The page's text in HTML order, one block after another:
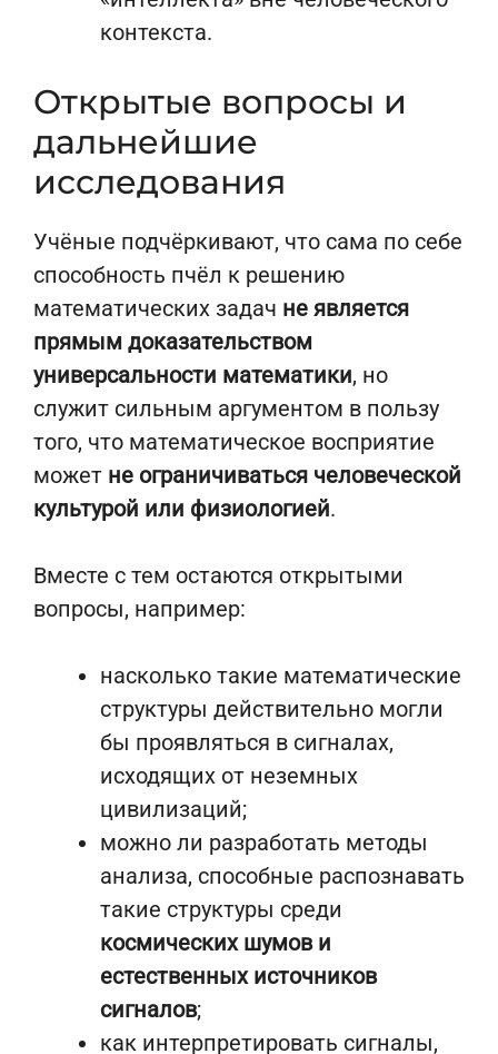
контекста.
Открытые вопросы и
дальнейшие
исследования
Учёные подчёркивают, что сама по себе
способность пчёл к решению
математических задач не является
прямым доказательством
универсальности математики, но
служит сильным аргументом в пользу
того, что математическое восприятие
может не ограничиваться человеческой
культурой или физиологией.
Вместе с тем остаются открытыми
вопросы, например:
насколько такие математические
структуры действительно могли
бы проявляться в сигналах,
исходящих от неземных
цивилизаций;
можно ли разработать методы
анализа, способные распознавать
такие структуры среди
космических шумов и
естественных источников
сигналов;
как интерпретировать сигналы,